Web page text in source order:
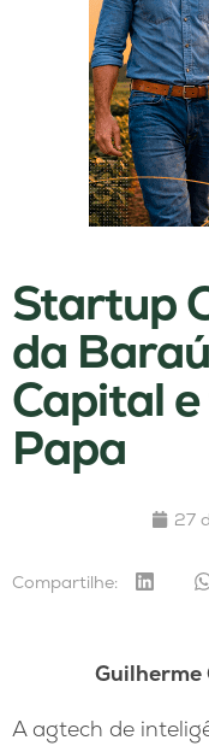
Startup
da
Capital
Papa
27
Compartilhe:
Guilherme
A agtech de